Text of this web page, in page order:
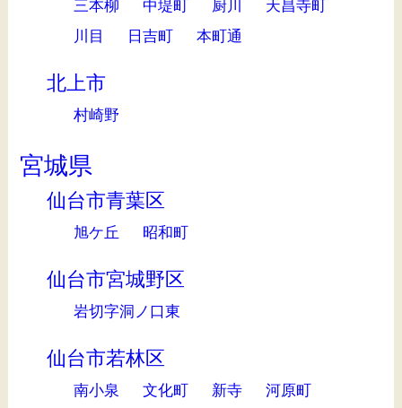
三本柳 中堤町 厨川
天昌寺町
川目
日吉町 本町通
北上市
村崎野
宮城県
仙台市青葉区
旭ケ丘 昭和町
仙台市宮城野区
岩切字洞ノ口東
仙台市若林区
南小泉 文化町 新寺 河原町